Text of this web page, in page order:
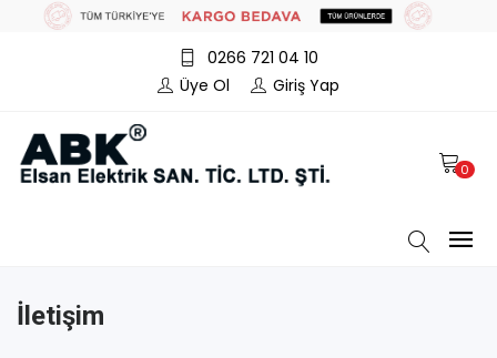
0266 721 04 10
Üye Ol
Giriş Yap
0
İletişim